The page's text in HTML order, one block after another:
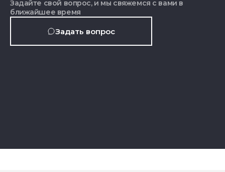
Задайте свой вопрос, и мы свяжемся с вами в
ближайшее время
Задать вопрос